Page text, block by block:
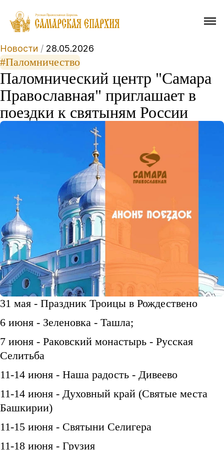
Новости / 28.05.2026
#Паломничество
Паломнический центр "Самара
Православная" приглашает в
поездки к святыням России
31 мая - Праздник Троицы в Рождествено
6 июня - Зеленовка - Ташла;
7 июня - Раковский монастырь - Русская
Селитьба
11-14 июня - Наша радость - Дивеево
11-14 июня - Духовный край (Святые места
Башкирии)
11-15 июня - Святыни Селигера
11-18 июня - Грузия